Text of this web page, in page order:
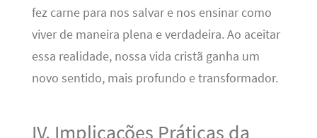
fez carne para nos salvar e nos ensinar como
viver de maneira plena e verdadeira. Ao aceitar
essa realidade, nossa vida cristã ganha um
novo sentido, mais profundo e transformador.
IV. Implicações Práticas da